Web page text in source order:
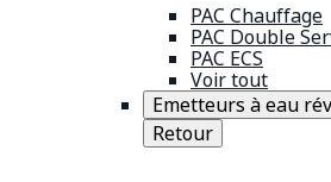
PAC Chauffage
PAC Double
PAC ECS
Voir tout
Emetteurs à eau
Retour